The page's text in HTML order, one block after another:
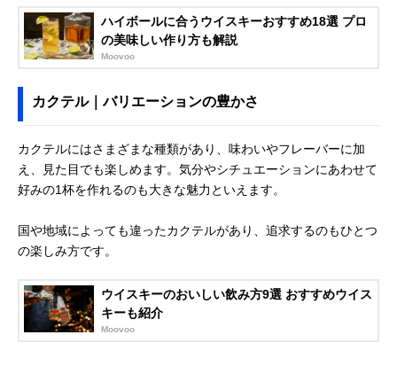
ハイボールに合うウイスキーおすすめ18選 プロ
の美味しい作り方も解説
Moovoo
カクテル｜バリエーションの豊かさ
カクテルにはさまざまな種類があり、味わいやフレーバーに加
え、見た目でも楽しめます。気分やシチュエーションにあわせて
好みの1杯を作れるのも大きな魅力といえます。
国や地域によっても違ったカクテルがあり、追求するのもひとつ
の楽しみ方です。
ウイスキーのおいしい飲み方9選 おすすめウイス
キーも紹介
Moovoo